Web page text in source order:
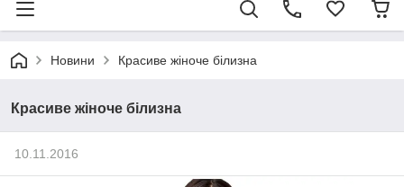
Новини Красиве жіноче білизна
Красиве жіноче білизна
10.11.2016